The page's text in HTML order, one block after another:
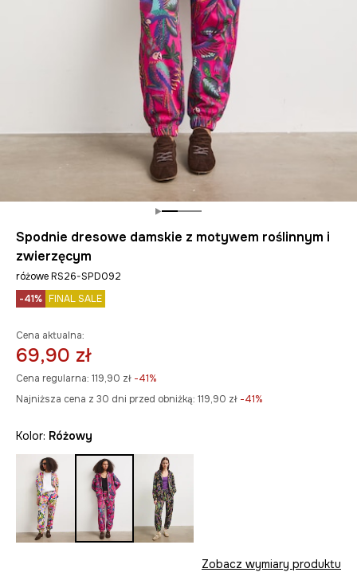
Spodnie dresowe damskie z motywem roślinnym i
zwierzęcym
różowe RS26-SPD092
-41% FINAL SALE
Cena aktualna:
69,90 zł
Cena regularna: 119,90 zł -41%
Najniższa cena z 30 dni przed obniżką: 119,90 zł -41%
Kolor: różowy
Zobacz wymiary produktu